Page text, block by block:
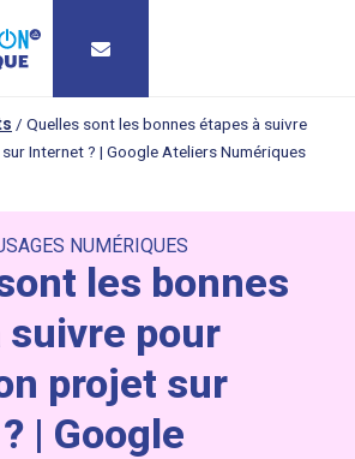
/ Quelles sont les bonnes étapes à suivre
Internet ? | Google Ateliers Numériques
NUMÉRIQUES
les bonnes
suivre pour
projet sur
| Google